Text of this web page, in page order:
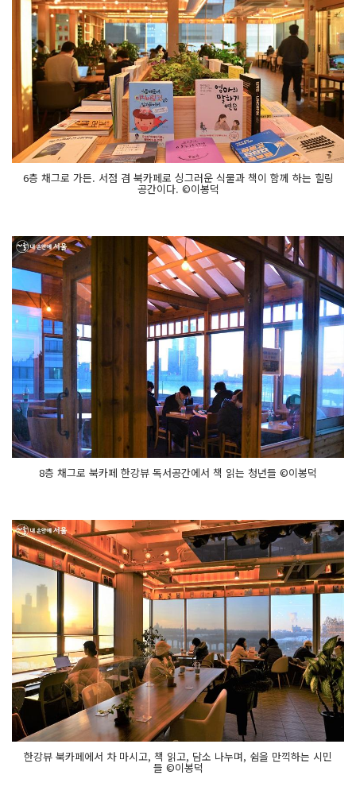
6층 채그로 가든. 서점 겸 북카페로 싱그러운 식물과 책이 함께 하는 힐링
공간이다. ©이봉덕
8층 채그로 북카페 한강뷰 독서공간에서 책 읽는 청년들 ©이봉덕
한강뷰 북카페에서 차 마시고, 책 읽고, 담소 나누며, 쉼을 만끽하는 시민
들 ©이봉덕